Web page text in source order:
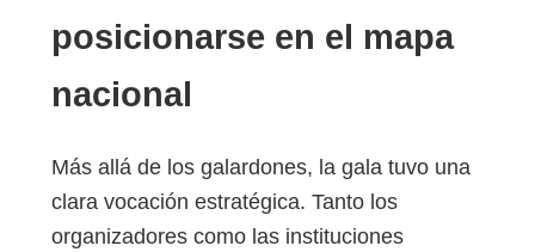
posicionarse en el mapa
nacional
Más allá de los galardones, la gala tuvo una
clara vocación estratégica. Tanto los
organizadores como las instituciones